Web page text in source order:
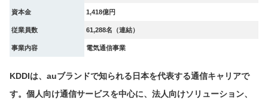
資本金 1,418億円
従業員数 61,288名（連結）
事業内容 電気通信事業
KDDIは、auブランドで知られる日本を代表する通信キャリアで
す。個人向け通信サービスを中心に、法人向けソリューション、